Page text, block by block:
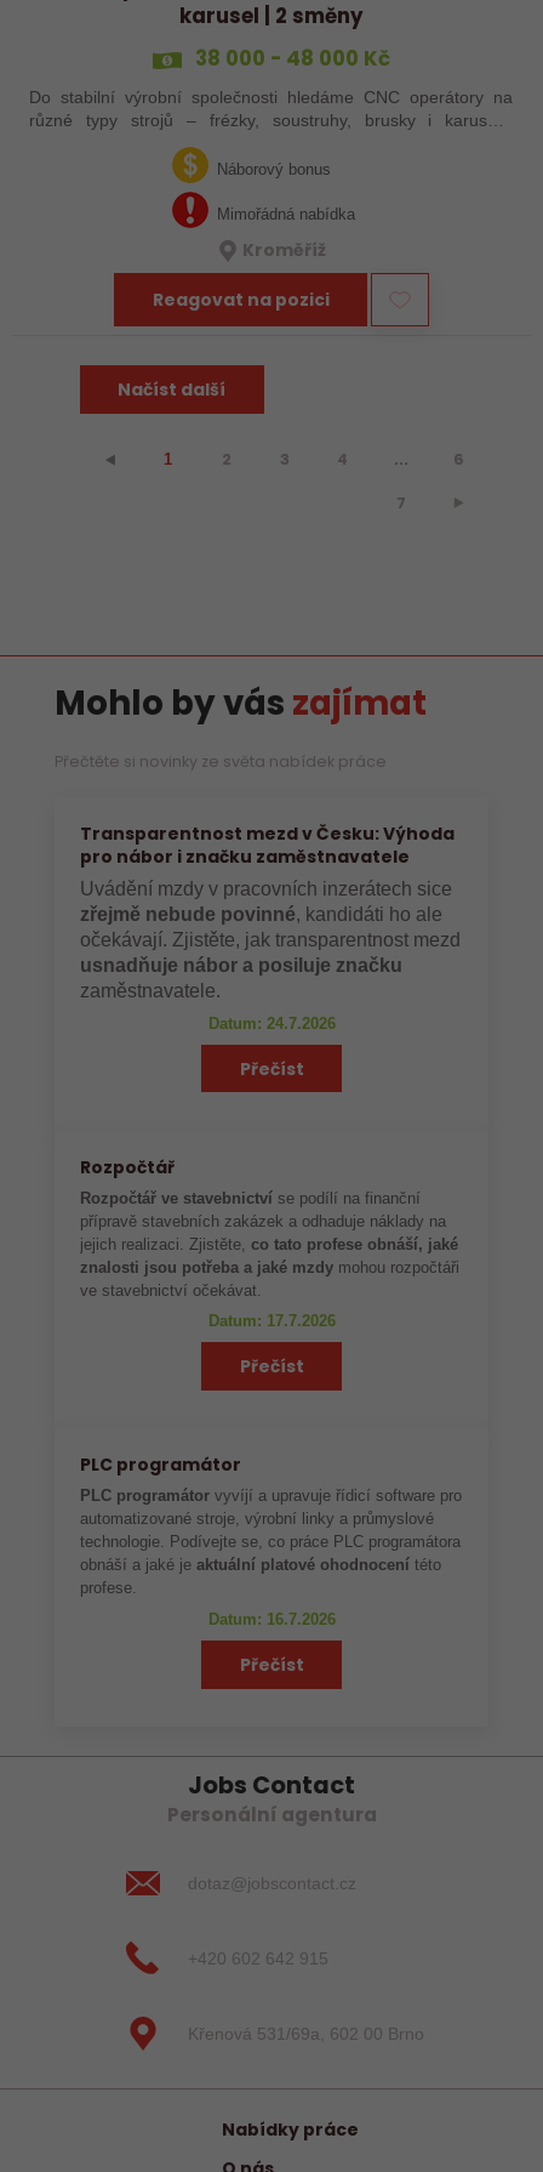
karusel | 2 směny
38 000 - 48 000 Kč
Do stabilní výrobní společnosti hledáme CNC operátory na
různé typy strojů – frézky, soustruhy, brusky i karusely.
Uplatnění u nás najdou zkušení obráběči i absolventi
technických oborů, kteří se…Náborový bonus
Mimořádná nabídka
Kroměříž
Reagovat na pozici
Načíst další
⯇ 1 2 3 4 ... 6
7 ⯈
Mohlo by vás zajímat
Přečtěte si novinky ze světa nabídek práce
Transparentnost mezd v Česku: Výhoda
pro nábor i značku zaměstnavatele
Uvádění mzdy v pracovních inzerátech sice
zřejmě nebude povinné, kandidáti ho ale
očekávají. Zjistěte, jak transparentnost mezd
usnadňuje nábor a posiluje značku
zaměstnavatele.
Datum: 24.7.2026
Přečíst
Rozpočtář
Rozpočtář ve stavebnictví se podílí na finanční
přípravě stavebních zakázek a odhaduje náklady na
jejich realizaci. Zjistěte,co tato profese obnáší, jaké
znalosti jsou potřeba a jaké mzdy mohou rozpočtáři
ve stavebnictví očekávat.
Datum: 17.7.2026
Přečíst
PLC programátor
PLC programátor vyvíjí a upravuje řídicí software pro
automatizované stroje, výrobní linky a průmyslové
technologie. Podívejte se, co práce PLC programátora
obnáší a jaké je aktuální platové ohodnocení této
profese.
Datum: 16.7.2026
Přečíst
Jobs Contact
Personální agentura
dotaz@jobscontact.cz
+420 602 642 915
Křenová 531/69a, 602 00 Brno
Nabídky práce